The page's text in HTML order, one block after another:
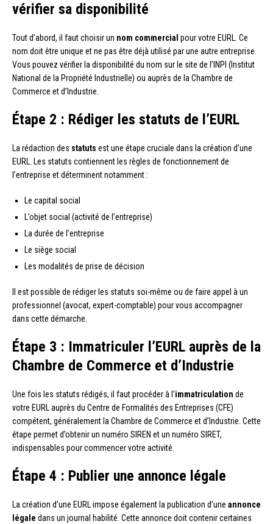
vérifier sa disponibilité
Tout d’abord, il faut choisir un nom commercial pour votre EURL. Ce
nom doit être unique et ne pas être déjà utilisé par une autre entreprise.
Vous pouvez vérifier la disponibilité du nom sur le site de l’INPI (Institut
National de la Propriété Industrielle) ou auprès de la Chambre de
Commerce et d’Industrie.
Étape 2 : Rédiger les statuts de l’EURL
La rédaction des statuts est une étape cruciale dans la création d’une
EURL. Les statuts contiennent les règles de fonctionnement de
l’entreprise et déterminent notamment :
Le capital social
L’objet social (activité de l’entreprise)
La durée de l’entreprise
Le siège social
Les modalités de prise de décision
Il est possible de rédiger les statuts soi-même ou de faire appel à un
professionnel (avocat, expert-comptable) pour vous accompagner
dans cette démarche.
Étape 3 : Immatriculer l’EURL auprès de la
Chambre de Commerce et d’Industrie
Une fois les statuts rédigés, il faut procéder à l’immatriculation de
votre EURL auprès du Centre de Formalités des Entreprises (CFE)
compétent, généralement la Chambre de Commerce et d’Industrie. Cette
étape permet d’obtenir un numéro SIREN et un numéro SIRET,
indispensables pour commencer votre activité.
Étape 4 : Publier une annonce légale
La création d’une EURL impose également la publication d’une annonce
légale dans un journal habilité. Cette annonce doit contenir certaines